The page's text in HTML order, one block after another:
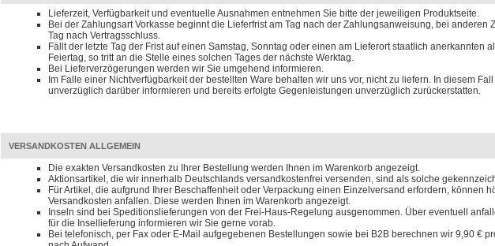
Lieferzeit, Verfügbarkeit und eventuelle Ausnahmen entnehmen Sie bitte der jeweiligen Produktseite.
Bei der Zahlungsart Vorkasse beginnt die Lieferfrist am Tag nach der Zahlungsanweisung, bei anderen
Tag nach Vertragsschluss.
Fällt der letzte Tag der Frist auf einen Samstag, Sonntag oder einen am Lieferort staatlich anerkannten
Feiertag, so tritt an die Stelle eines solchen Tages der nächste Werktag.
Bei Lieferverzögerungen werden wir Sie umgehend informieren.
Im Falle einer Nichtverfügbarkeit der bestellten Ware behalten wir uns vor, nicht zu liefern. In diesem
unverzüglich darüber informieren und bereits erfolgte Gegenleistungen unverzüglich zurückerstatten.
VERSANDKOSTEN ALLGEMEIN
Die exakten Versandkosten zu Ihrer Bestellung werden Ihnen im Warenkorb angezeigt.
Aktionsartikel, die wir innerhalb Deutschlands versandkostenfrei versenden, sind als solche
Für Artikel, die aufgrund Ihrer Beschaffenheit oder Verpackung einen Einzelversand erfordern, können
Versandkosten anfallen. Diese werden Ihnen im Warenkorb angezeigt.
Inseln sind bei Speditionslieferungen von der Frei-Haus-Regelung ausgenommen. Über eventuell
für die Insellieferung informieren wir Sie gerne vorab.
Bei telefonisch, per Fax oder E-Mail aufgegebenen Bestellungen sowie bei B2B berechnen wir 9,90 €